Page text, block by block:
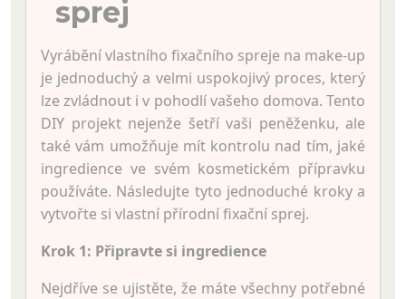
sprej
Vyrábění vlastního fixačního spreje na make-up
je jednoduchý a velmi uspokojivý proces, který
lze zvládnout i v pohodlí vašeho domova. Tento
DIY projekt nejenže šetří vaši peněženku, ale
také vám umožňuje mít kontrolu nad tím, jaké
ingredience ve svém kosmetickém přípravku
používáte. Následujte tyto jednoduché kroky a
vytvořte si vlastní přírodní fixační sprej.
Krok 1: Připravte si ingredience
Nejdříve se ujistěte, že máte všechny potřebné